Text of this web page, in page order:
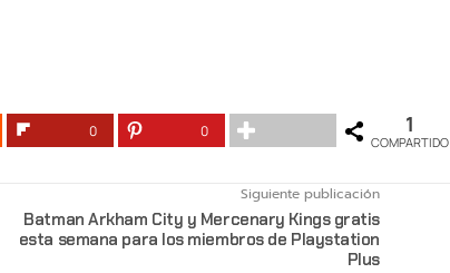
0 0 1
COMPARTIDO
Siguiente publicación
Batman Arkham City y Mercenary Kings gratis
esta semana para los miembros de Playstation
Plus